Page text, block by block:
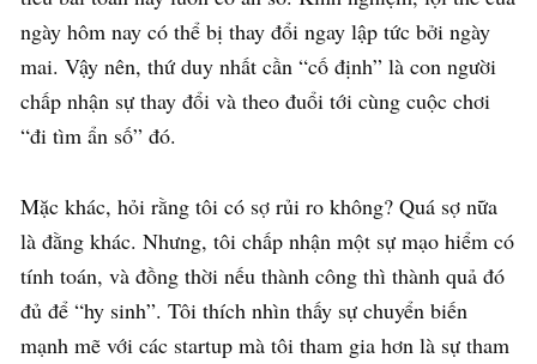
ngày hôm nay có thể bị thay đổi ngay lập tức bởi ngày
mai. Vậy nên, thứ duy nhất cần “cố định” là con người
chấp nhận sự thay đổi và theo đuổi tới cùng cuộc chơi
“đi tìm ẩn số” đó.
Mặc khác, hỏi rằng tôi có sợ rủi ro không? Quá sợ nữa
là đằng khác. Nhưng, tôi chấp nhận một sự mạo hiểm có
tính toán, và đồng thời nếu thành công thì thành quả đó
đủ để “hy sinh”. Tôi thích nhìn thấy sự chuyển biến
mạnh mẽ với các startup mà tôi tham gia hơn là sự tham